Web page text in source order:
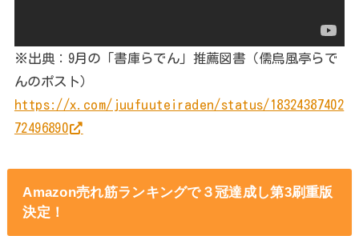
※出典：9月の「書庫らでん」推薦図書（儒烏風亭らで
んのポスト）
https://x.com/juufuuteiraden/status/18324387402
72496890
Amazon売れ筋ランキングで３冠達成し第3刷重版
決定！